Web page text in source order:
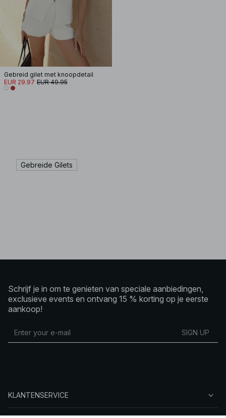
Gebreid gilet met knoopdetail
EUR 29.97 EUR 49.95
Gebreide Gilets
Schrijf je in om te genieten van speciale aanbiedingen,
exclusieve events en ontvang 15 % korting op je eerste
aankoop!
SIGN UP
KLANTENSERVICE